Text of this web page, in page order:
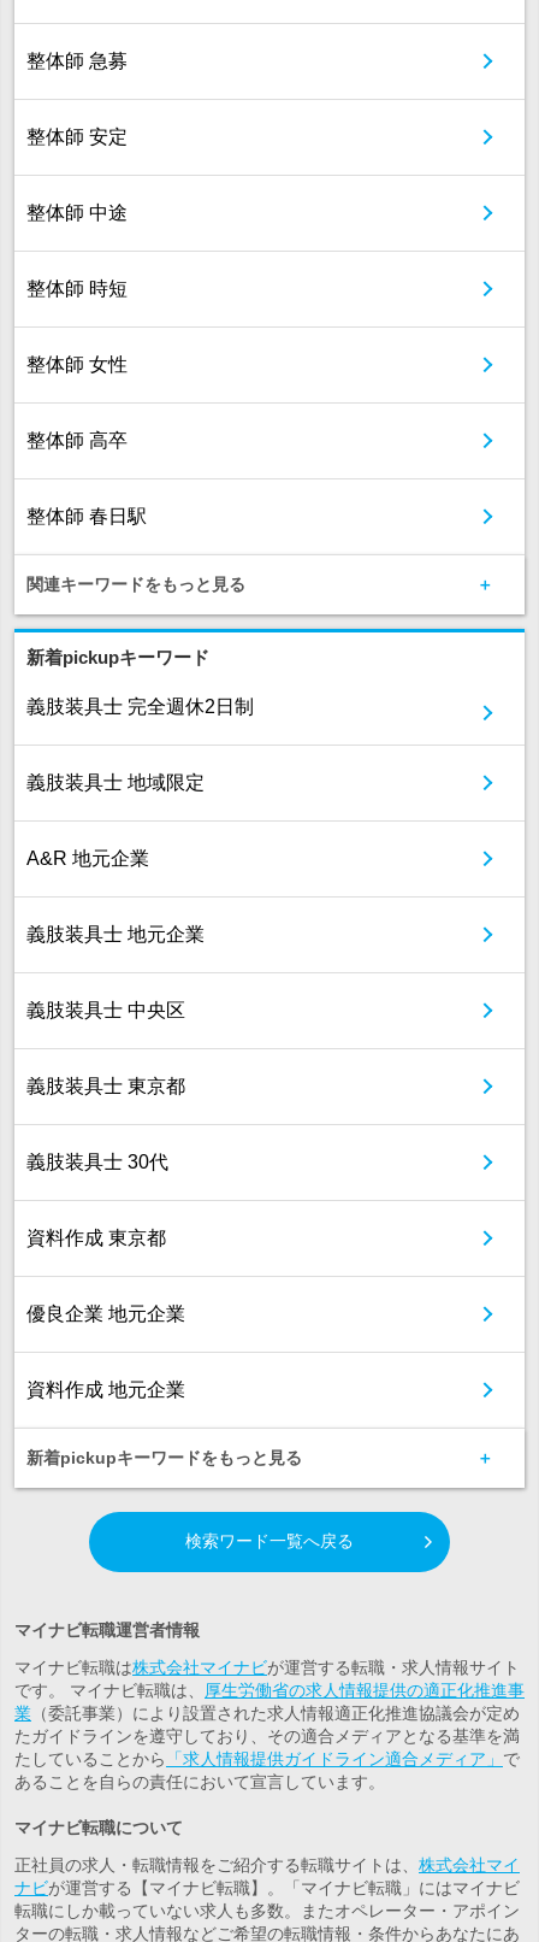
整体師 急募
整体師 安定
整体師 中途
整体師 時短
整体師 女性
整体師 高卒
整体師 春日駅
関連キーワードをもっと見る
新着pickupキーワード
義肢装具士 完全週休2日制
義肢装具士 地域限定
A&R 地元企業
義肢装具士 地元企業
義肢装具士 中央区
義肢装具士 東京都
義肢装具士 30代
資料作成 東京都
優良企業 地元企業
資料作成 地元企業
新着pickupキーワードをもっと見る
検索ワード一覧へ戻る
マイナビ転職運営者情報
マイナビ転職は株式会社マイナビが運営する転職・求人情報サイト
です。 マイナビ転職は、
厚生労働省の求人情報提供の適正化推進事
業 （委託事業）により設置された求人情報適正化推進協議会が定め
たガイドラインを遵守しており、その適合メディアとなる基準を満
たしていることから
「求人情報提供ガイドライン適合メディア」 で
あることを自らの責任において宣言しています。
マイナビ転職について
正社員の求人・転職情報をご紹介する転職サイトは、 株式会社マイ
ナビが運営する【マイナビ転職】。「マイナビ転職」にはマイナビ
転職にしか載っていない求人も多数。またオペレーター・アポイン
ターの転職・求人情報などご希望の転職情報・条件からあなたにあ